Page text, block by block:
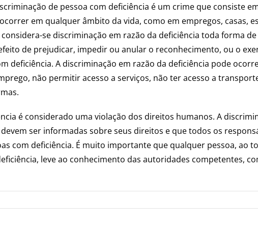
de pessoa com deficiência é um crime que consiste
em qualquer âmbito da vida, como em empregos, casas,
se discriminação em razão da deficiência toda forma
de prejudicar, impedir ou anular o reconhecimento, ou o
deficiência. A discriminação em razão da deficiência pode
não permitir acesso a serviços, não ter acesso a
é considerado uma violação dos direitos humanos. A
ser informadas sobre seus direitos e que todos os
com deficiência. É muito importante que qualquer pessoa, ao
leve ao conhecimento das autoridades competentes,